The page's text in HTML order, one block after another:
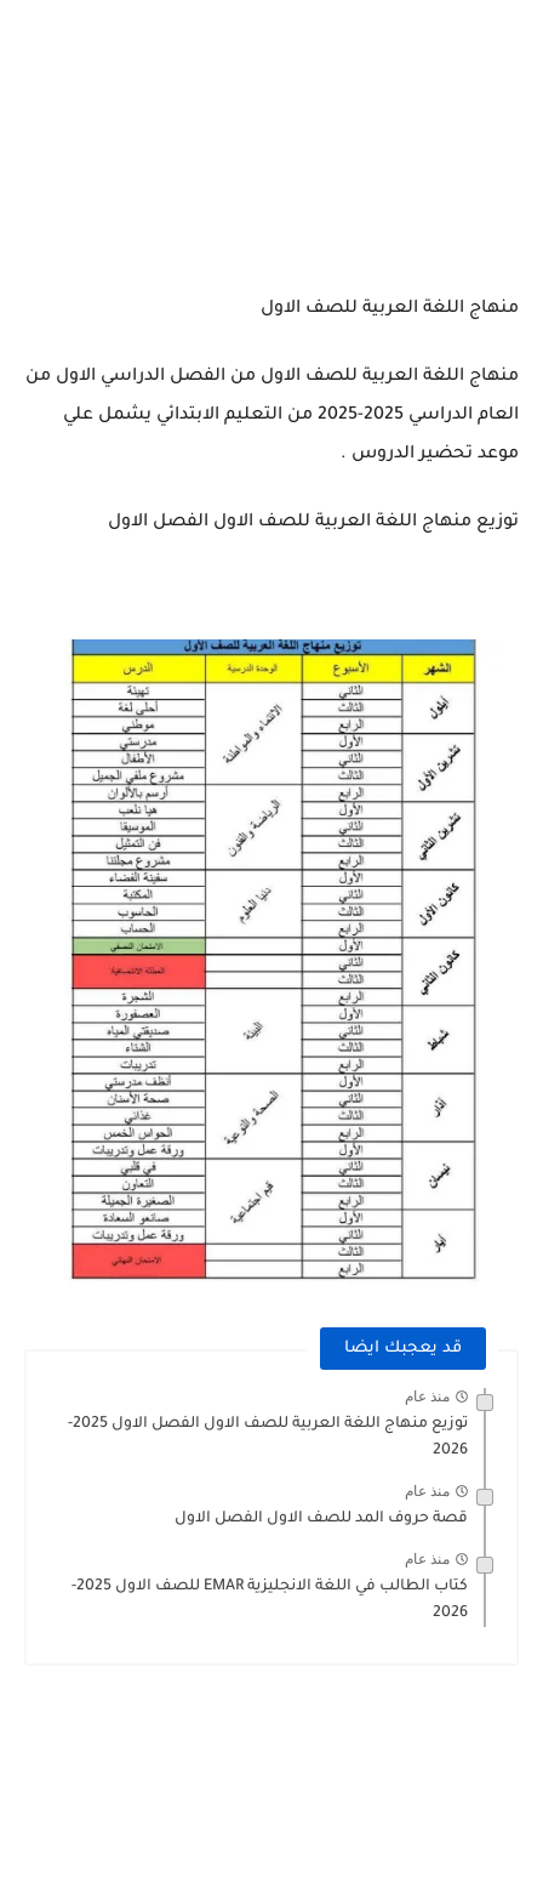
منهاج اللغة العربية للصف الاول
منهاج اللغة العربية للصف الاول من الفصل الدراسي الاول من
العام الدراسي 2025-2025 من التعليم الابتدائي يشمل علي
موعد تحضير الدروس .
توزيع منهاج اللغة العربية للصف الاول الفصل الاول
قد يعجبك ايضا
منذ عام
توزيع منهاج اللغة العربية للصف الاول الفصل الاول 2025-
2026
منذ عام
قصة حروف المد للصف الاول الفصل الاول
منذ عام
كتاب الطالب في اللغة الانجليزية EMAR للصف الاول 2025-
2026